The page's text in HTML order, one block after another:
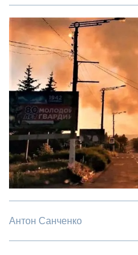
Антон Санченко